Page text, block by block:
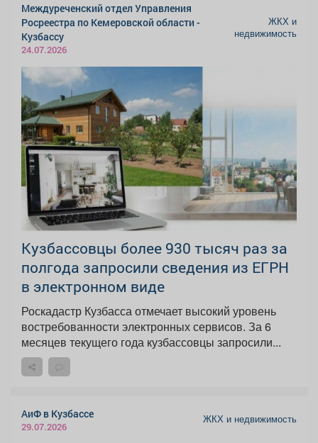
Междуреченский отдел Управления
Росреестра по Кемеровской области -
Кузбассу
24.07.2026
ЖКХ и
недвижимость
Кузбассовцы более 930 тысяч раз за
полгода запросили сведения из ЕГРН
в электронном виде
Роскадастр Кузбасса отмечает высокий уровень
востребованности электронных сервисов. За 6
месяцев текущего года кузбассовцы запросили...
АиФ в Кузбассе
29.07.2026
ЖКХ и недвижимость